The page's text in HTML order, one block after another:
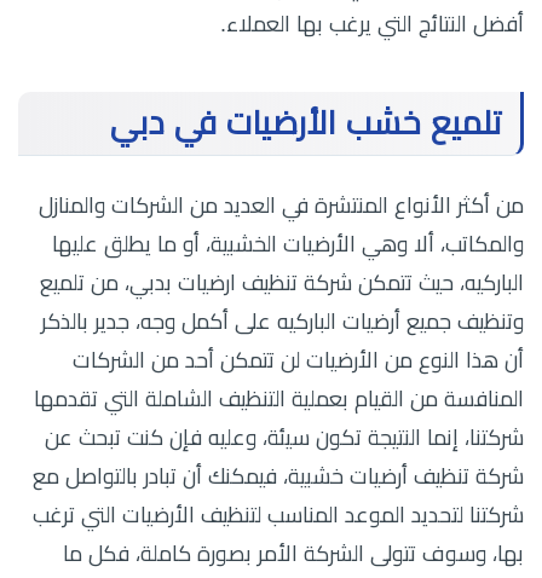
أفضل النتائج التي يرغب بها العملاء.
تلميع خشب الأرضيات في دبي
من أكثر الأنواع المنتشرة في العديد من الشركات والمنازل
والمكاتب، ألا وهي الأرضيات الخشبية، أو ما يطلق عليها
الباركيه، حيث تتمكن شركة تنظيف ارضيات بدبي، من تلميع
وتنظيف جميع أرضيات الباركيه على أكمل وجه، جدير بالذكر
أن هذا النوع من الأرضيات لن تتمكن أحد من الشركات
المنافسة من القيام بعملية التنظيف الشاملة التي تقدمها
شركتنا، إنما النتيجة تكون سيئة، وعليه فإن كنت تبحث عن
شركة تنظيف أرضيات خشبية، فيمكنك أن تبادر بالتواصل مع
شركتنا لتحديد الموعد المناسب لتنظيف الأرضيات التي ترغب
بها، وسوف تتولى الشركة الأمر بصورة كاملة، فكل ما